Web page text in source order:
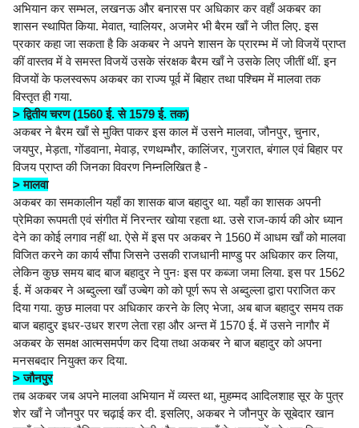
अभियान कर सम्भल, लखनऊ और बनारस पर अधिकार कर वहाँ अकबर का
शासन स्थापित किया. मेवात, ग्वालियर, अजमेर भी बैरम खाँ ने जीत लिए. इस
प्रकार कहा जा सकता है कि अकबर ने अपने शासन के प्रारम्भ में जो विजयें प्राप्त
कीं वास्तव में वे समस्त विजयें उसके संरक्षक बैरम खाँ ने उसके लिए जीतीं थीं. इन
विजयों के फलस्वरूप अकबर का राज्य पूर्व में बिहार तथा पश्चिम में मालवा तक
विस्तृत ही गया.
> द्वितीय चरण (1560 ई. से 1579 ई. तक)
अकबर ने बैरम खाँ से मुक्ति पाकर इस काल में उसने मालवा, जौनपुर, चुनार,
जयपुर, मेड़ता, गोंडवाना, मेवाड़, रणथम्भौर, कालिंजर, गुजरात, बंगाल एवं बिहार पर
विजय प्राप्त की जिनका विवरण निम्नलिखित है -
> मालवा
अकबर का समकालीन यहाँ का शासक बाज बहादुर था. यहाँ का शासक अपनी
प्रेमिका रूपमती एवं संगीत में निरन्तर खोया रहता था. उसे राज-कार्य की ओर ध्यान
देने का कोई लगाव नहीं था. ऐसे में इस पर अकबर ने 1560 में आधम खाँ को मालवा
विजित करने का कार्य सौंपा जिसने उसकी राजधानी माण्डु पर अधिकार कर लिया,
लेकिन कुछ समय बाद बाज बहादुर ने पुनः इस पर कब्जा जमा लिया. इस पर 1562
ई. में अकबर ने अब्दुल्ला खाँ उज्बेग को को पूर्ण रूप से अब्दुल्ला द्वारा पराजित कर
दिया गया. कुछ मालवा पर अधिकार करने के लिए भेजा, अब बाज बहादुर समय तक
बाज बहादुर इधर-उधर शरण लेता रहा और अन्त में 1570 ई. में उसने नागौर में
अकबर के समक्ष आत्मसमर्पण कर दिया तथा अकबर ने बाज बहादुर को अपना
मनसबदार नियुक्त कर दिया.
> जौनपुर
तब अकबर जब अपने मालवा अभियान में व्यस्त था, मुहम्मद आदिलशाह सूर के पुत्र
शेर खाँ ने जौनपुर पर चढ़ाई कर दी. इसलिए, अकबर ने जौनपुर के सूबेदार खान